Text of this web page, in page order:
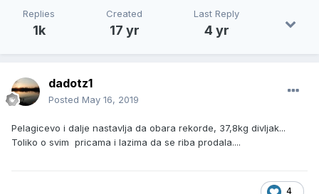
Replies
1k
Created
17 yr
Last Reply
4 yr
dadotz1
Posted May 16, 2019
Pelagicevo i dalje nastavlja da obara rekorde, 37,8kg divljak...
Toliko o svim pricama i lazima da se riba prodala....
4